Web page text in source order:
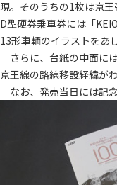
現。そのうちの1枚は京
D型硬券乗車券には「
13形車輌のイラストをあ
さらに、台紙の中面に
京王線の路線移設経緯が
なお、発売当日には記